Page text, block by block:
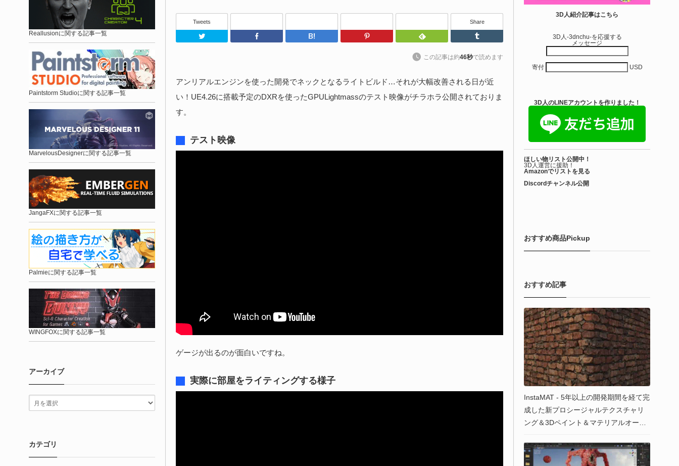
なVRChat向け...
2026-08-02
アバターモデラーの しろいの氏（@SiroinoWorks）が以前から進
捗共有を行っていた素体モデル「SironoSotai」をリリースしまし
た！
続きを読む
Bioform | 現役臨床医の3DCGアーティストが
実際の解剖学に基づいて構築...
Tweets
Twitter Facebook はてなブックマークPinterest Feedly
Share
この記事は約46秒で読めます
アンリアルエンジンを使った開発でネックとなるライトビルド…それが大幅改善される日が近
い！UE4.26に搭載予定のDXRを使ったGPULightmassのテスト映像がチラホラ公開されておりま
す。
テスト映像
ゲージが出るのが面白いですね。
実際に部屋をライティングする様子
Reallusionに関する記事一覧
Paintstorm Studioに関する記事一覧
MarvelousDesignerに関する記事一覧
JangaFXに関する記事一覧
Palmieに関する記事一覧
WINGFOXに関する記事一覧
アーカイブ
カテゴリ
3D人紹介記事はこちら
3D人-3dnchu-を応援する
メッセージ
寄付 USD
3D人のLINEアカウントを作りました！
ほしい物リスト公開中！
3D人運営に援助！
Amazonでリストを見る
Discordチャンネル公開
おすすめ商品Pickup
おすすめ記事
InstaMAT - 5年以上の開発期間を経て完
成した新プロシージャルテクスチャリ
ング＆3Dペイント＆マテリアルオーサ
ース予定！年間収益10万ドル以下の個
人や企業は無料のライセンスあり（商